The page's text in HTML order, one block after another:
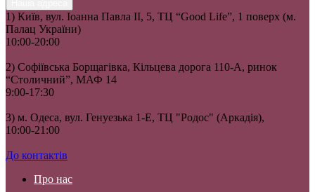
1) Київ, вул. Іоанна Павла II, 5, ТЦ “Good Life”, 1 поверх (м.
Палац України)
10:00-20:00
2) Софіївська Борщагівка, Кільцева дорога 110-А, ринок
“Столичний”, МАФ 14
9:00-17:30
3) м. Одеса, вул. Генуезька 1-Е, ТЦ "Родос" (Аркадія),
10:00-21:00
До контактів
Про нас